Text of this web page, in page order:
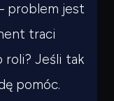
problem jest
traci
roli? Jeśli tak
pomóc.